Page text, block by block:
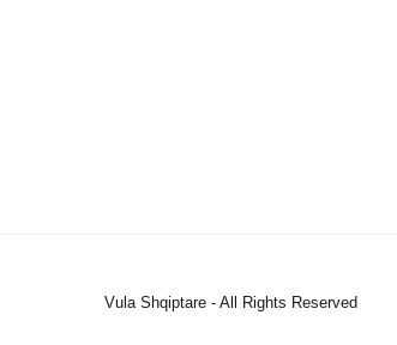
Vula Shqiptare - All Rights Reserved